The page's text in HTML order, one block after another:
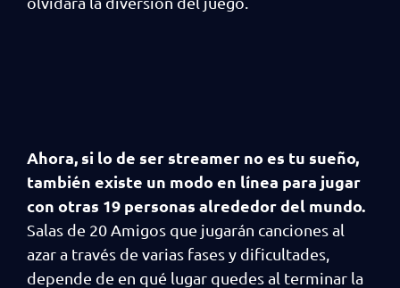
Ahora, si lo de ser streamer no es tu sueño,
también existe un modo en línea para jugar
con otras 19 personas alrededor del mundo.
Salas de 20 Amigos que jugarán canciones al
azar a través de varias fases y dificultades,
depende de en qué lugar quedes al terminar la